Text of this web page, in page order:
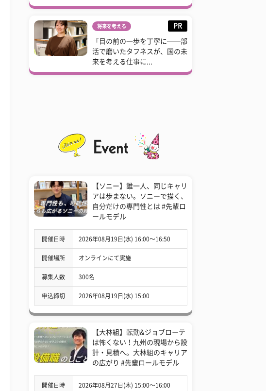
将来を考える PR
「目の前の一歩を丁寧に──部
活で磨いたタフネスが、国の未
来を考える仕事に...
【ソニー】誰一人、同じキャリ
アは歩まない。ソニーで描く、
自分だけの専門性とは #先輩ロ
ールモデル
開催日時 2026年08月19日(水) 16:00〜16:50
開催場所 オンラインにて実施
募集人数 300名
申込締切 2026年08月19日(水) 15:00
【大林組】転勤&ジョブローテ
は怖くない！九州の現場から設
計・見積へ。大林組のキャリア
の広がり #先輩ロールモデル
開催日時 2026年08月27日(木) 15:00〜16:00